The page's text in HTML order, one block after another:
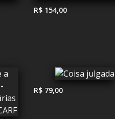
R$ 154,00
R$ 79,00